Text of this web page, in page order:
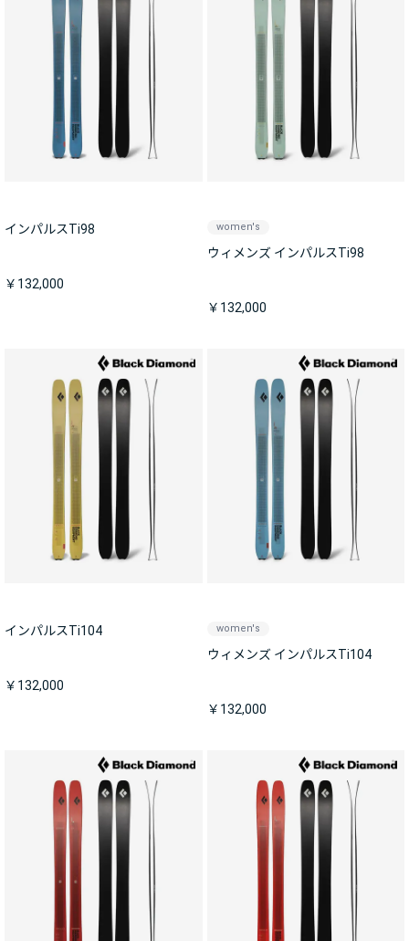
インパルスTi98
￥132,000
women's
ウィメンズ インパルスTi98
￥132,000
インパルスTi104
￥132,000
women's
ウィメンズ インパルスTi104
￥132,000